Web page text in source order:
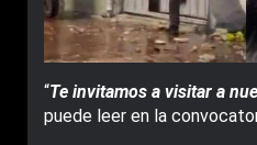
“Te invitamos a visitar a
puede leer en la